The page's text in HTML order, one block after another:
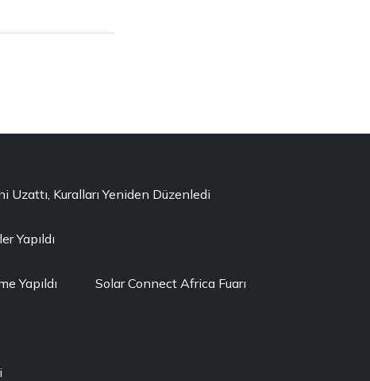
Kuralları Yeniden Düzenledi
Yapıldı
Yapıldı Solar Connect Africa Fuarı